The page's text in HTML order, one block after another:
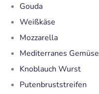
Gouda
Weißkäse
Mozzarella
Mediterranes Gemüse
Knoblauch Wurst
Putenbruststreifen